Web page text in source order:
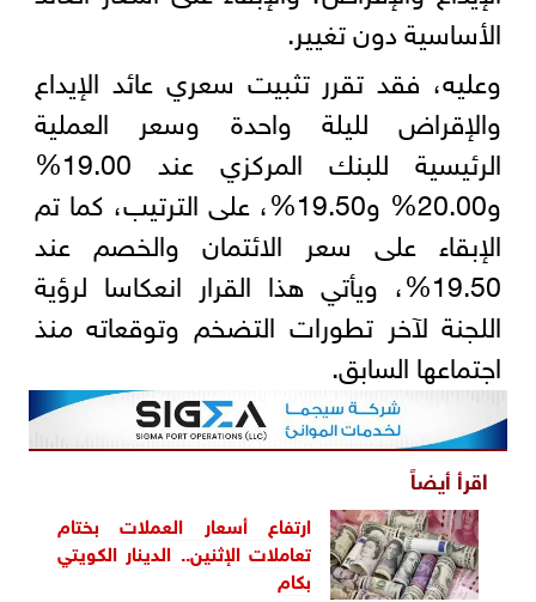
الأساسية دون تغيير.
وعليه، فقد تقرر تثبيت سعري عائد الإيداع
والإقراض لليلة واحدة وسعر العملية
الرئيسية للبنك المركزي عند 19.00%
و20.00% و19.50%، على الترتيب، كما تم
الإبقاء على سعر الائتمان والخصم عند
19.50%، ويأتي هذا القرار انعكاسا لرؤية
اللجنة لآخر تطورات التضخم وتوقعاته منذ
اجتماعها السابق.
اقرأ أيضاً
ارتفاع أسعار العملات بختام
تعاملات الإثنين.. الدينار الكويتي
بكام